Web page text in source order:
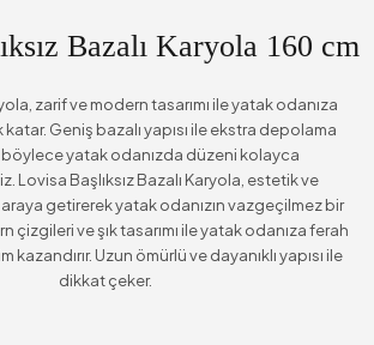
Bazalı Karyola 160 cm
zarif ve modern tasarımı ile yatak odanıza
katar. Geniş bazalı yapısı ile ekstra depolama
böylece yatak odanızda düzeni kolayca
Lovisa Başlıksız Bazalı Karyola, estetik ve
getirerek yatak odanızın vazgeçilmez bir
çizgileri ve şık tasarımı ile yatak odanıza ferah
kazandırır. Uzun ömürlü ve dayanıklı yapısı ile
dikkat çeker.